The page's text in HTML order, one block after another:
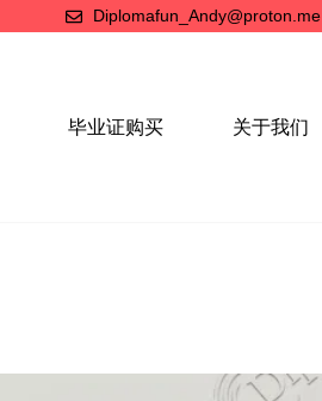
Diplomafun_Andy@proton.me
毕业证购买 关于我们